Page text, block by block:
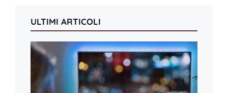
ULTIMI ARTICOLI